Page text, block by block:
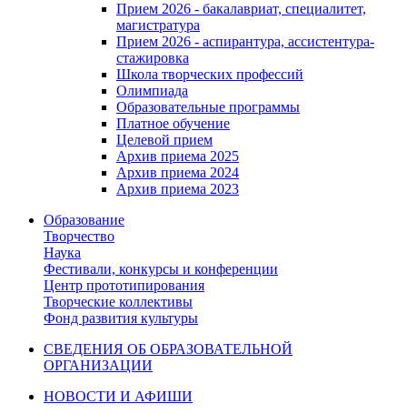
Прием 2026 - бакалавриат, специалитет,
магистратура
Прием 2026 - аспирантура, ассистентура-
стажировка
Школа творческих профессий
Олимпиада
Образовательные программы
Платное обучение
Целевой прием
Архив приема 2025
Архив приема 2024
Архив приема 2023
Образование
Творчество
Наука
Фестивали, конкурсы и конференции
Центр прототипирования
Творческие коллективы
Фонд развития культуры
СВЕДЕНИЯ ОБ ОБРАЗОВАТЕЛЬНОЙ
ОРГАНИЗАЦИИ
НОВОСТИ И АФИШИ